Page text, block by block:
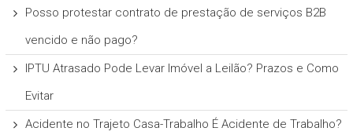
Posso protestar contrato de prestação de serviços B2B
vencido e não pago?
IPTU Atrasado Pode Levar Imóvel a Leilão? Prazos e Como
Evitar
Acidente no Trajeto Casa-Trabalho É Acidente de Trabalho?